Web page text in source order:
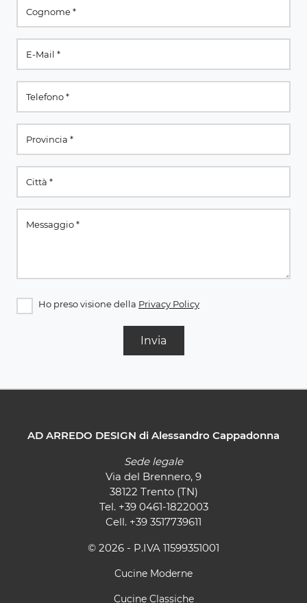
Ho preso visione della Privacy Policy
Invia
AD ARREDO DESIGN di Alessandro Cappadonna
Sede legale
Via del Brennero, 9
38122 Trento (TN)
Tel. +39 0461-1822003
Cell. +39 3517739611
© 2026 - P.IVA 11599351001
Cucine Moderne
Cucine Classiche